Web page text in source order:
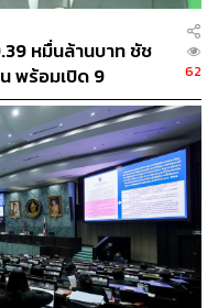
36
AUTHOR
TEAM
THE STANDARD
หมื่นล้านบาท ชัช
พร้อมเปิด 9
62